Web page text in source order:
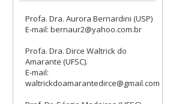
Profa. Dra. Aurora Bernardini (USP)
E-mail: bernaur2@yahoo.com.br
Profa. Dra. Dirce Waltrick do
Amarante (UFSC).
E-mail:
waltrickdoamarantedirce@gmail.com